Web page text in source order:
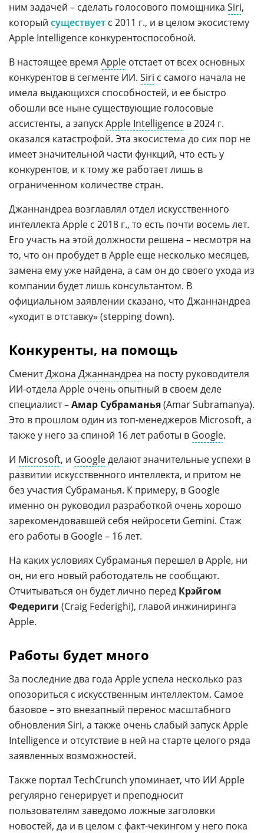
ним задачей – сделать голосового помощника Siri,
который существует с 2011 г., и в целом экосистему
Apple Intelligence конкурентоспособной.
В настоящее время Apple отстает от всех основных
конкурентов в сегменте ИИ. Siri с самого начала не
имела выдающихся способностей, и ее быстро
обошли все ныне существующие голосовые
ассистенты, а запускApple Intelligence в 2024 г.
оказался катастрофой. Эта экосистема до сих пор не
имеет значительной части функций, что есть у
конкурентов, и к тому же работает лишь в
ограниченном количестве стран.
Джаннандреа возглавлял отдел искусственного
интеллекта Apple с 2018 г., то есть почти восемь лет.
Его участь на этой должности решена – несмотря на
то, что он пробудет в Apple еще несколько месяцев,
замена ему уже найдена, а сам он до своего ухода из
компании будет лишь консультантом. В
официальном заявлении сказано, что Джаннандреа
«уходит в отставку» (stepping down).
Конкуренты, на помощь
СменитДжона Джаннандреа на посту руководителя
ИИ-отдела Apple очень опытный в своем деле
специалист –Амар Субраманья(Amar Subramanya).
Это в прошлом один из топ-менеджеров Microsoft, а
также у него за спиной 16 лет работы в Google.
И Microsoft, и Googleделают значительные успехи в
развитии искусственного интеллекта, и притом не
без участия Субраманья. К примеру, в Google
именно он руководил разработкой очень хорошо
зарекомендовавшей себя нейросети Gemini. Стаж
его работы в Google – 16 лет.
На каких условиях Субраманья перешел в Apple, ни
он, ни его новый работодатель не сообщают.
Отчитываться он будет лично перед Крэйгом
Федериги (Craig Federighi), главой инжиниринга
Apple.
Работы будет много
За последние два года Apple успела несколько раз
опозориться с искусственным интеллектом. Самое
базовое – это внезапный перенос масштабного
обновления Siri, а также очень слабый запуск Apple
Intelligence и отсутствие в ней на старте целого ряда
заявленных возможностей.
Также портал TechCrunch упоминает, что ИИ Apple
регулярно генерирует и преподносит
пользователям заведомо ложные заголовки
новостей, да и в целом с факт-чекингом у него пока